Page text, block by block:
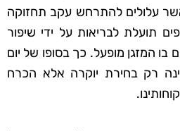
אשר עלולים להתרחש עקב תחזוקה
תועלת לבריאות על ידי שיפור
בו המזגן מופעל. כך בסופו של יום
רק בחירת יוקרה אלא הכרח